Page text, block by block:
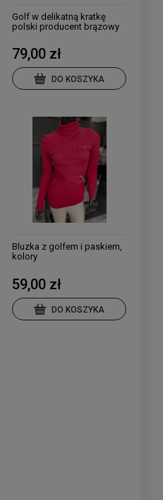
Golf w delikatną kratkę
polski producent brązowy
79,00 zł
DO KOSZYKA
Bluzka z golfem i paskiem,
kolory
59,00 zł
DO KOSZYKA